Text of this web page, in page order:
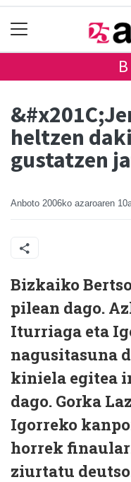
heltzen
gustatzen
Anboto 2006ko azaroaren
Bizkaiko
pilean dago.
Iturriaga eta
nagusitasuna
kiniela egitea
dago. Gorka
Igorreko
horrek
ziurtatu